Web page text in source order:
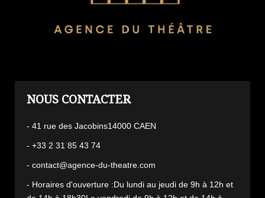
L'AGENCE
- 41 rue des Jacobins14000 CAEN
- +33 2 31 85 43 74
- contact@agence-du-theatre.com
- Horaires d'ouverture :Du lundi au jeudi de 9h à 12h et